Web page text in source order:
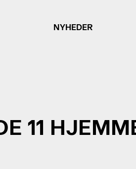
NYHEDER
11